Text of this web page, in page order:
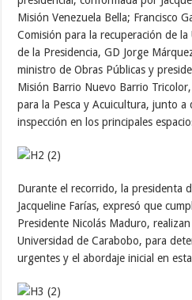
Misión Venezuela Bella; Francisco
Comisión para la recuperación de
de la Presidencia, GD Jorge
ministro de Obras Públicas y
Misión Barrio Nuevo Barrio
para la Pesca y Acuicultura, junto a
inspección en los principales
Durante el recorrido, la presidenta
Jacqueline Farías, expresó que
Presidente Nicolás Maduro,
Universidad de Carabobo, para
urgentes y el abordaje inicial en